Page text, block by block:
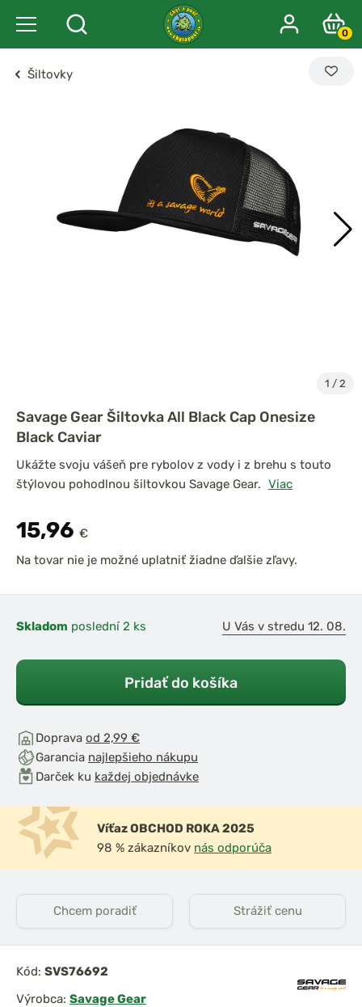
0
Šiltovky
1 / 2
Savage Gear Šiltovka All Black Cap Onesize
Black Caviar
Ukážte svoju vášeň pre rybolov z vody i z brehu s touto
štýlovou pohodlnou šiltovkou Savage Gear. Viac
15,96 €
Na tovar nie je možné uplatniť žiadne ďalšie zľavy.
Skladom poslední 2 ks U Vás v stredu 12. 08.
Pridať do košíka
Doprava od 2,99 €
Garancia najlepšieho nákupu
Darček ku každej objednávke
Víťaz OBCHOD ROKA 2025
98 % zákazníkov nás odporúča
Chcem poradiť Strážiť cenu
Kód: SVS76692
Výrobca: Savage Gear